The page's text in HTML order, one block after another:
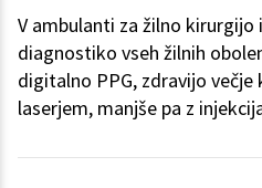
V ambulanti za žilno kirurgijo
diagnostiko vseh žilnih
digitalno PPG, zdravijo večje
laserjem, manjše pa z